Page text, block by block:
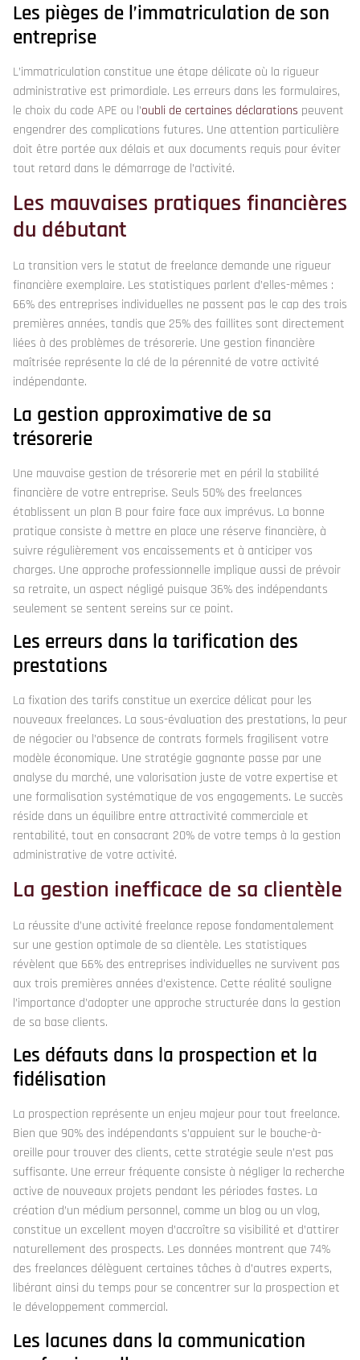
Les pièges de l’immatriculation de son
entreprise
L’immatriculation constitue une étape délicate où la rigueur
administrative est primordiale. Les erreurs dans les formulaires,
le choix du code APE ou l’oubli de certaines déclarations peuvent
engendrer des complications futures. Une attention particulière
doit être portée aux délais et aux documents requis pour éviter
tout retard dans le démarrage de l’activité.
Les mauvaises pratiques financières
du débutant
La transition vers le statut de freelance demande une rigueur
financière exemplaire. Les statistiques parlent d’elles-mêmes :
66% des entreprises individuelles ne passent pas le cap des trois
premières années, tandis que 25% des faillites sont directement
liées à des problèmes de trésorerie. Une gestion financière
maîtrisée représente la clé de la pérennité de votre activité
indépendante.
La gestion approximative de sa
trésorerie
Une mauvaise gestion de trésorerie met en péril la stabilité
financière de votre entreprise. Seuls 50% des freelances
établissent un plan B pour faire face aux imprévus. La bonne
pratique consiste à mettre en place une réserve financière, à
suivre régulièrement vos encaissements et à anticiper vos
charges. Une approche professionnelle implique aussi de prévoir
sa retraite, un aspect négligé puisque 36% des indépendants
seulement se sentent sereins sur ce point.
Les erreurs dans la tarification des
prestations
La fixation des tarifs constitue un exercice délicat pour les
nouveaux freelances. La sous-évaluation des prestations, la peur
de négocier ou l’absence de contrats formels fragilisent votre
modèle économique. Une stratégie gagnante passe par une
analyse du marché, une valorisation juste de votre expertise et
une formalisation systématique de vos engagements. Le succès
réside dans un équilibre entre attractivité commerciale et
rentabilité, tout en consacrant 20% de votre temps à la gestion
administrative de votre activité.
La gestion inefficace de sa clientèle
La réussite d’une activité freelance repose fondamentalement
sur une gestion optimale de sa clientèle. Les statistiques
révèlent que 66% des entreprises individuelles ne survivent pas
aux trois premières années d’existence. Cette réalité souligne
l’importance d’adopter une approche structurée dans la gestion
de sa base clients.
Les défauts dans la prospection et la
fidélisation
La prospection représente un enjeu majeur pour tout freelance.
Bien que 90% des indépendants s’appuient sur le bouche-à-
oreille pour trouver des clients, cette stratégie seule n’est pas
suffisante. Une erreur fréquente consiste à négliger la recherche
active de nouveaux projets pendant les périodes fastes. La
création d’un médium personnel, comme un blog ou un vlog,
constitue un excellent moyen d’accroître sa visibilité et d’attirer
naturellement des prospects. Les données montrent que 74%
des freelances délèguent certaines tâches à d’autres experts,
libérant ainsi du temps pour se concentrer sur la prospection et
le développement commercial.
Les lacunes dans la communication